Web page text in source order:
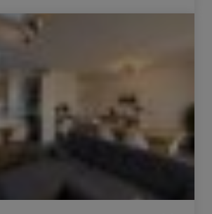
Cruseilles 4 Camere 84.94 m²